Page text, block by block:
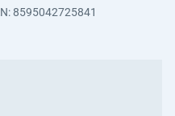
8595042725841